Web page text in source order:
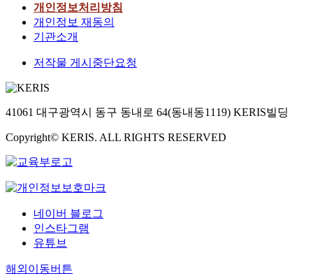
개인정보처리방침
개인정보 재동의
기관소개
저작물 게시중단요청
41061 대구광역시 동구 동내로 64(동내동1119) KERIS빌딩
Copyright© KERIS. ALL RIGHTS RESERVED
네이버 블로그
인스타그램
유튜브
해외이동버튼